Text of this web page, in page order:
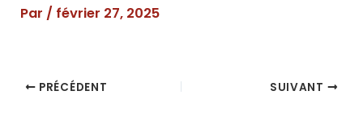
Par / février 27, 2025
PRÉCÉDENT SUIVANT